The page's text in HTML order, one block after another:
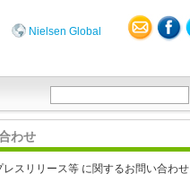
Nielsen Global
わせ
レスリリース等 に関するお問い合わせ